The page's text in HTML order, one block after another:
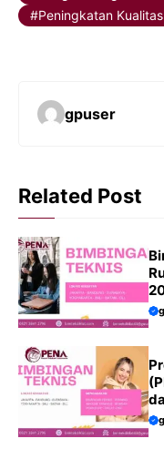
Peningkatan
gpuser
Related Post